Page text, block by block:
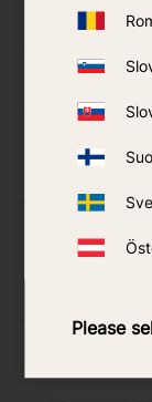
Please
Kokios
Koks yra
Ar galime
pesticidus
Kurie
produktais ir